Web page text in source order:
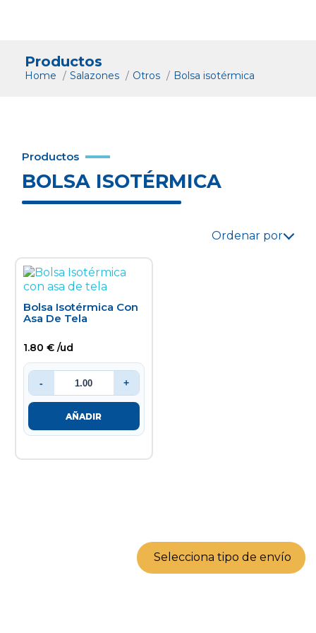
Selecciona tipo de envío
Productos
Home Salazones Otros Bolsa isotérmica
Productos
BOLSA ISOTÉRMICA
Ordenar por
Bolsa Isotérmica Con
Asa De Tela
1.80 € /ud
- +
AÑADIR